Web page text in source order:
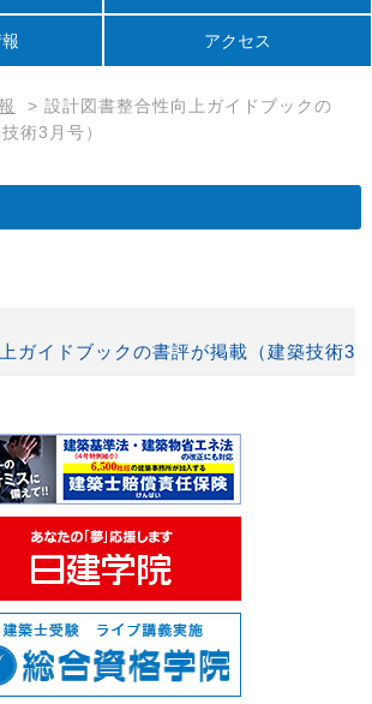
アクセス
> 設計図書整合性向上ガイドブックの
術3月号）
ガイドブックの書評が掲載（建築技術3